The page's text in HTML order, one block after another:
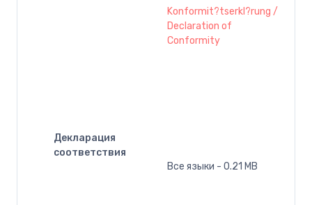
Декларация
соответствия
Konformit?tserkl?rung /
Declaration of
Conformity
Все языки - 0.21 MB